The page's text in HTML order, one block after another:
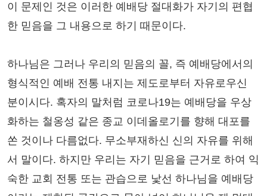
이 문제인 것은 이러한 예배당 절대화가 자기의 편협
한 믿음을 그 내용으로 하기 때문이다.
하나님은 그러나 우리의 믿음의 꼴, 즉 예배당에서의
형식적인 예배 전통 내지는 제도로부터 자유로우신
분이시다. 혹자의 말처럼 코로나19는 예배당을 우상
화하는 철옹성 같은 종교 이데올로기를 향해 대포를
쏜 것이나 다름없다. 무소부재하신 신의 자유를 위해
서 말이다. 하지만 우리는 자기 믿음을 근거로 하여 익
숙한 교회 전통 또는 관습으로 낯선 하나님을 예배당